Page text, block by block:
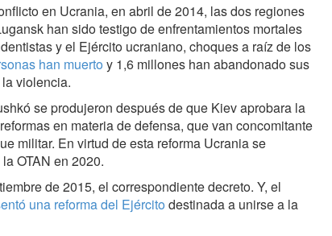
en Ucrania, en abril de 2014, las dos regiones
han sido testigo de enfrentamientos mortales
y el Ejército ucraniano, choques a raíz de los
han muerto y 1,6 millones han abandonado sus
violencia.
se produjeron después de que Kiev aprobara la
en materia de defensa, que van concomitante
militar. En virtud de esta reforma Ucrania se
OTAN en 2020.
de 2015, el correspondiente decreto. Y, el
una reforma del Ejército destinada a unirse a la